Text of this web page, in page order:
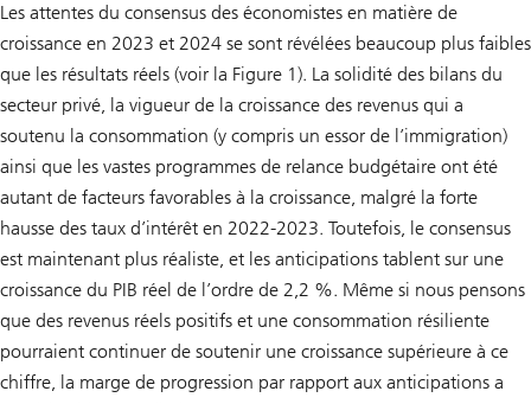
Les attentes du consensus des économistes en matière de
croissance en 2023 et 2024 se sont révélées beaucoup plus faibles
que les résultats réels (voir la Figure 1). La solidité des bilans du
secteur privé, la vigueur de la croissance des revenus qui a
soutenu la consommation (y compris un essor de l’immigration)
ainsi que les vastes programmes de relance budgétaire ont été
autant de facteurs favorables à la croissance, malgré la forte
hausse des taux d’intérêt en 2022-2023. Toutefois, le consensus
est maintenant plus réaliste, et les anticipations tablent sur une
croissance du PIB réel de l’ordre de 2,2 %. Même si nous pensons
que des revenus réels positifs et une consommation résiliente
pourraient continuer de soutenir une croissance supérieure à ce
chiffre, la marge de progression par rapport aux anticipations a